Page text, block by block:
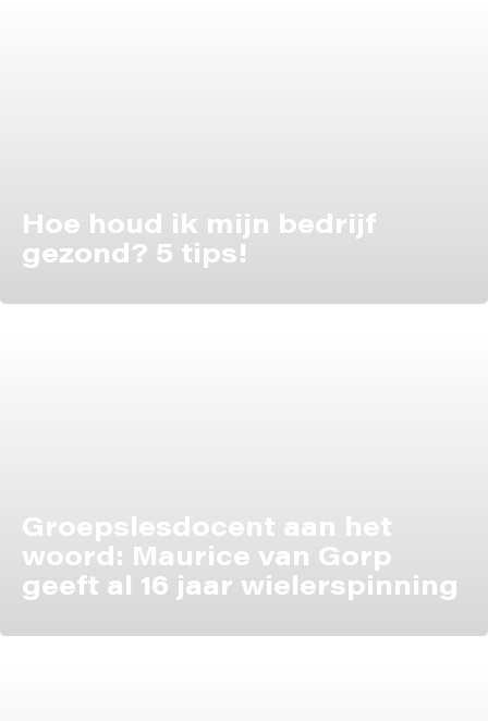
Hoe houd ik mijn bedrijf
gezond? 5 tips!
Groepslesdocent aan het
woord: Maurice van Gorp
geeft al 16 jaar wielerspinning